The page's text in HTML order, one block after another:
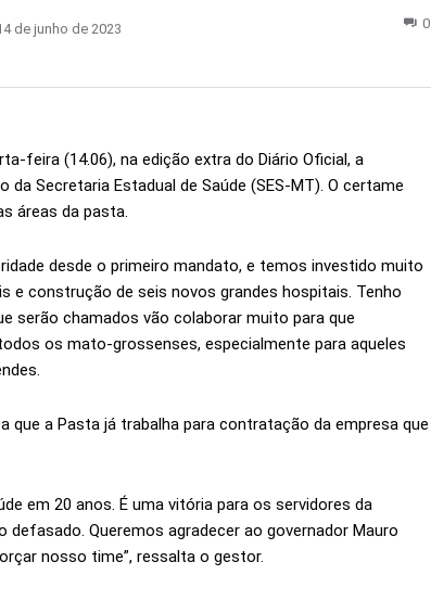
de junho de 2023 0
feira (14.06), na edição extra do Diário Oficial, a
Secretaria Estadual de Saúde (SES-MT). O certame
áreas da pasta.
desde o primeiro mandato, e temos investido muito
e construção de seis novos grandes hospitais. Tenho
serão chamados vão colaborar muito para que
os mato-grossenses, especialmente para aqueles
que a Pasta já trabalha para contratação da empresa que
em 20 anos. É uma vitória para os servidores da
Queremos agradecer ao governador Mauro
nosso time”, ressalta o gestor.